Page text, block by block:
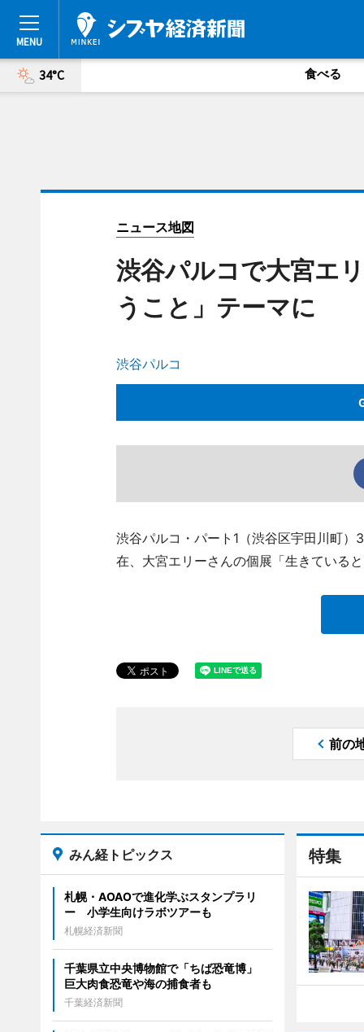
34°C 食べる
ニュース地図
渋谷パルコで大宮エ
うこと」テーマに
渋谷パルコ
渋谷パルコ・パート1（渋谷区宇田川町
在、大宮エリーさんの個展「生きている
前の
特集
みん経トピックス
札幌・AOAOで進化学ぶスタンプラリ
ー 小学生向けラボツアーも
札幌経済新聞
千葉県立中央博物館で「ちば恐竜博」
巨大肉食恐竜や海の捕食者も
千葉経済新聞